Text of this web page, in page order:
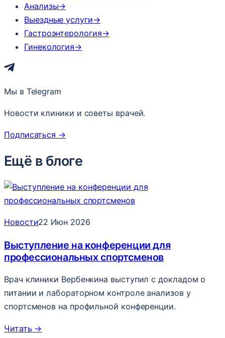
Анализы→
Выездные услуги→
Гастроэнтерология→
Гинекология→
Мы в Telegram
Новости клиники и советы врачей.
Подписаться →
Ещё в блоге
Новости22 Июн 2026
Выступление на конференции для
профессиональных спортсменов
Врач клиники Вербенкина выступил с докладом о
питании и лабораторном контроле анализов у
спортсменов на профильной конференции.
Читать →